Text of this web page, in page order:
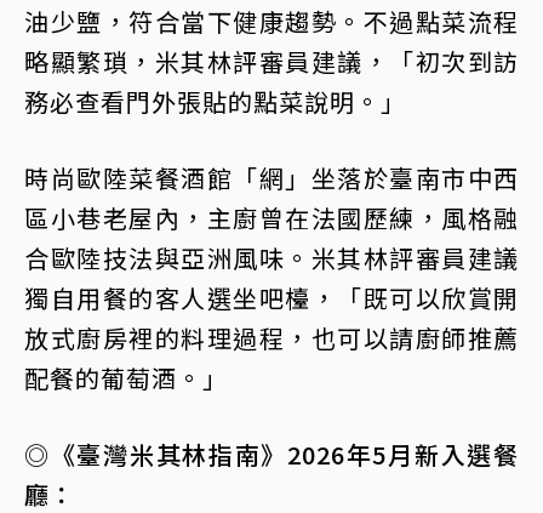
油少鹽，符合當下健康趨勢。不過點菜流程
略顯繁瑣，米其林評審員建議，「初次到訪
務必查看門外張貼的點菜說明。」
時尚歐陸菜餐酒館「網」坐落於臺南市中西
區小巷老屋內，主廚曾在法國歷練，風格融
合歐陸技法與亞洲風味。米其林評審員建議
獨自用餐的客人選坐吧檯，「既可以欣賞開
放式廚房裡的料理過程，也可以請廚師推薦
配餐的葡萄酒。」
◎《臺灣米其林指南》2026年5月新入選餐
廳：